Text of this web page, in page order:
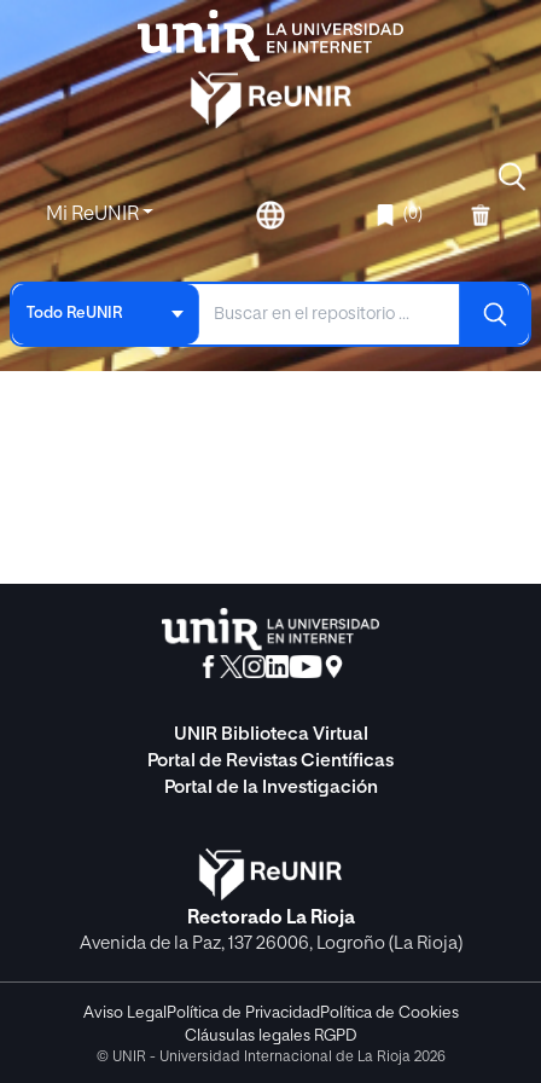
Mi ReUNIR (0)
Todo ReUNIR
UNIR Biblioteca Virtual
Portal de Revistas Científicas
Portal de la Investigación
Rectorado La Rioja
Avenida de la Paz, 137 26006, Logroño (La Rioja)
Aviso Legal Política de Privacidad Política de Cookies
Cláusulas legales RGPD
© UNIR - Universidad Internacional de La Rioja 2026